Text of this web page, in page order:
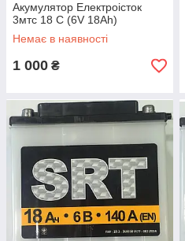
Акумулятор Електроісток
3мтс 18 С (6V 18Ah)
Немає в наявності
1 000 ₴